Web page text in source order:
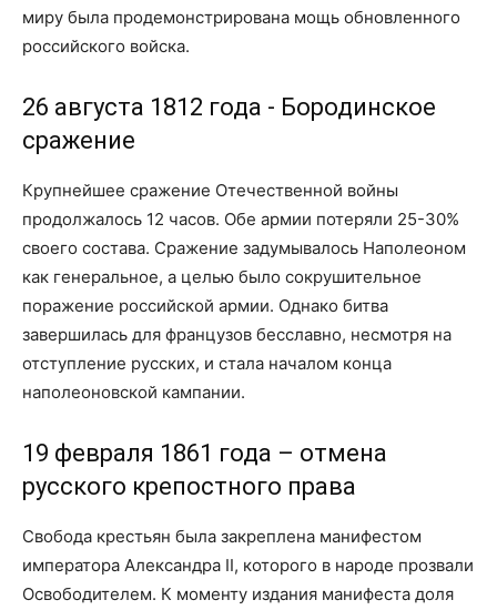
миру была продемонстрирована мощь обновленного
российского войска.
26 августа 1812 года - Бородинское
сражение
Крупнейшее сражение Отечественной войны
продолжалось 12 часов. Обе армии потеряли 25-30%
своего состава. Сражение задумывалось Наполеоном
как генеральное, а целью было сокрушительное
поражение российской армии. Однако битва
завершилась для французов бесславно, несмотря на
отступление русских, и стала началом конца
наполеоновской кампании.
19 февраля 1861 года – отмена
русского крепостного права
Свобода крестьян была закреплена манифестом
императора Александра II, которого в народе прозвали
Освободителем. К моменту издания манифеста доля